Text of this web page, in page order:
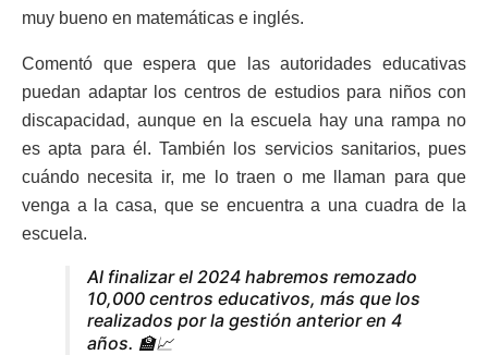
muy bueno en matemáticas e inglés.
Comentó que espera que las autoridades educativas
puedan adaptar los centros de estudios para niños con
discapacidad, aunque en la escuela hay una rampa no
es apta para él. También los servicios sanitarios, pues
cuándo necesita ir, me lo traen o me llaman para que
venga a la casa, que se encuentra a una cuadra de la
escuela.
Al finalizar el 2024 habremos remozado
10,000 centros educativos, más que los
realizados por la gestión anterior en 4
años. 🏫📈